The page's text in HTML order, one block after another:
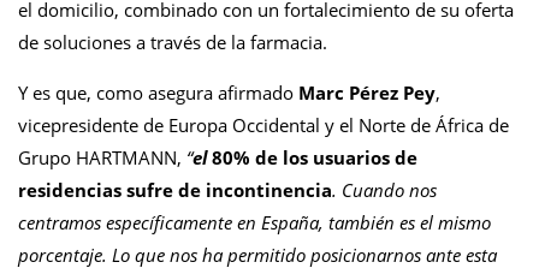
el domicilio, combinado con un fortalecimiento de su oferta
de soluciones a través de la farmacia.
Y es que, como asegura afirmado Marc Pérez Pey,
vicepresidente de Europa Occidental y el Norte de África de
Grupo HARTMANN, “el80% de los usuarios de
residencias sufre de incontinencia. Cuando nos
centramos específicamente en España, también es el mismo
porcentaje. Lo que nos ha permitido posicionarnos ante esta